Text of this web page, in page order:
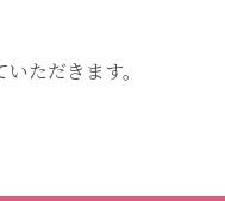
ただきます。